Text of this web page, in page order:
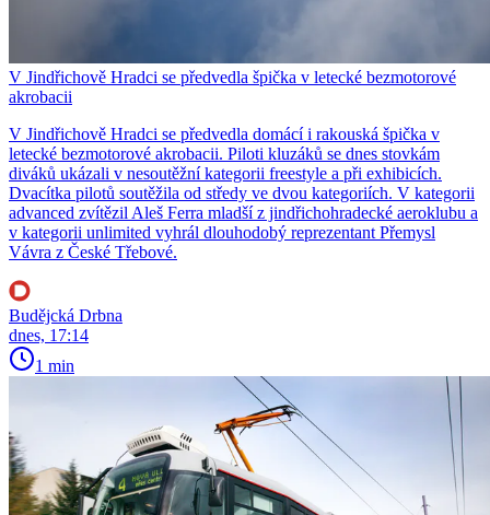
V Jindřichově Hradci se předvedla špička v letecké bezmotorové
akrobacii
V Jindřichově Hradci se předvedla domácí i rakouská špička v
letecké bezmotorové akrobacii. Piloti kluzáků se dnes stovkám
diváků ukázali v nesoutěžní kategorii freestyle a při exhibicích.
Dvacítka pilotů soutěžila od středy ve dvou kategoriích. V kategorii
advanced zvítězil Aleš Ferra mladší z jindřichohradecké aeroklubu a
v kategorii unlimited vyhrál dlouhodobý reprezentant Přemysl
Vávra z České Třebové.
Budějcká Drbna
dnes, 17:14
1 min